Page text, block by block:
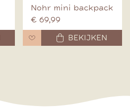
Nohr mini backpack
€ 69,99
BEKIJKEN